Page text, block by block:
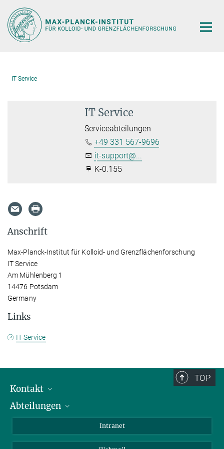
Hauptinhalt
IT Service
IT Service
Serviceabteilungen
+49 331 567-9696
it-support@...
K-0.155
Anschrift
Max-Planck-Institut für Kolloid- und Grenzflächenforschung
IT Service
Am Mühlenberg 1
14476 Potsdam
Germany
Links
IT Service
TOP
Kontakt
Mitarbeiterverzeichnis
Abteilungen
Intranet